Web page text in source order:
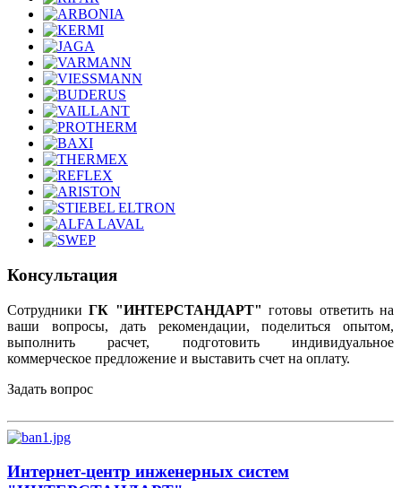
Консультация
СотрудникиГК "ИНТЕРСТАНДАРТ" готовы ответить на
ваши вопросы, дать рекомендации, поделиться опытом,
выполнить расчет, подготовить индивидуальное
коммерческое предложение и выставить счет на оплату.
Задать вопрос
Интернет-центр инженерных систем